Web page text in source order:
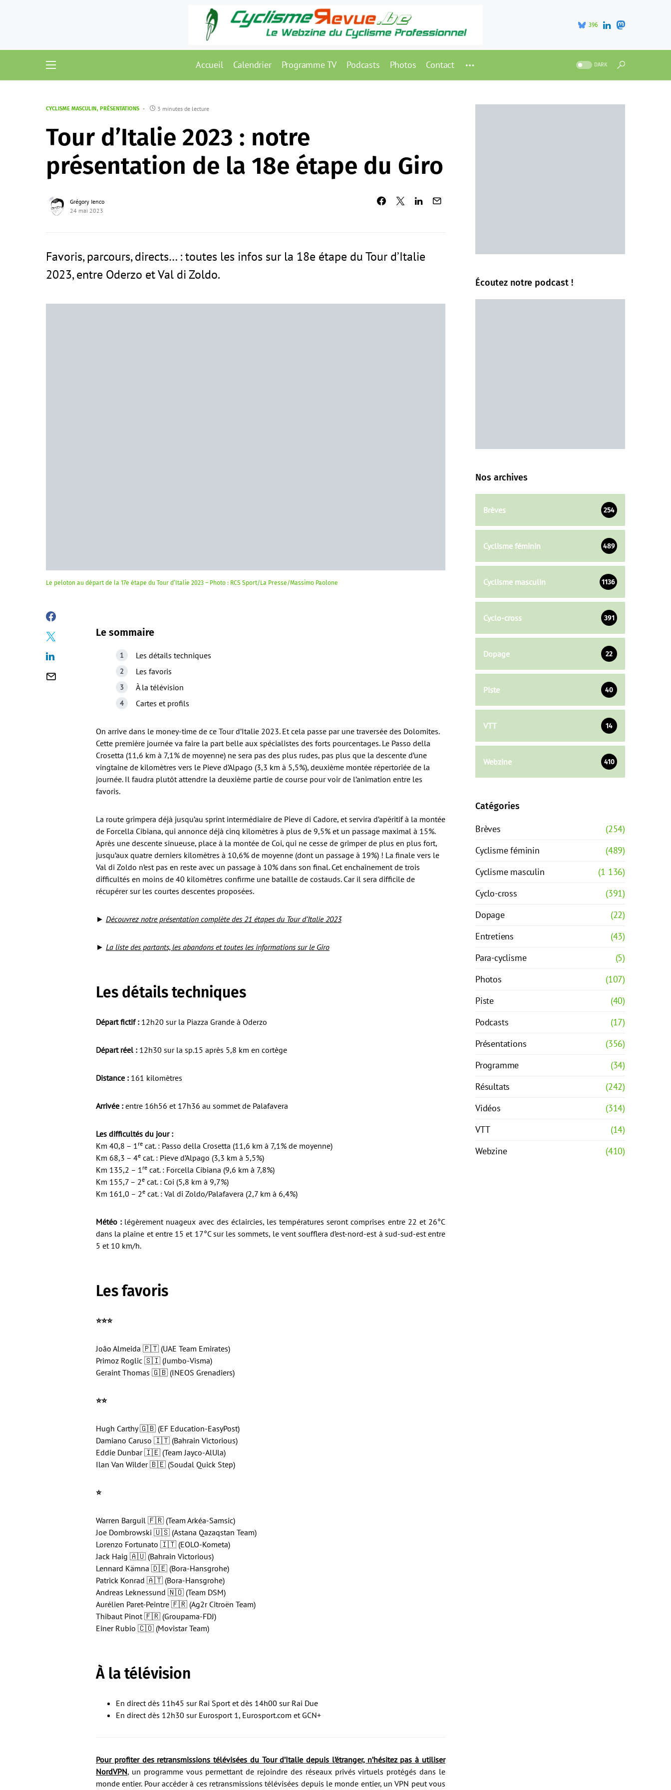
396
Accueil Calendrier Programme TV Podcasts Photos Contact DARK
CYCLISME MASCULIN PRÉSENTATIONS 3 minutes de lecture
Tour d’Italie 2023 : notre
présentation de la 18e étape du Giro
Grégory Ienco
24 mai 2023
Favoris, parcours, directs… : toutes les infos sur la 18e étape du Tour d’Italie
2023, entre Oderzo et Val di Zoldo.
Le peloton au départ de la 17e étape du Tour d’Italie 2023 – Photo : RCS Sport/La Presse/Massimo Paolone
Le sommaire
Les détails techniques
Les favoris
À la télévision
Cartes et profils
On arrive dans le money-time de ce Tour d’Italie 2023. Et cela passe par une traversée des Dolomites.
Cette première journée va faire la part belle aux spécialistes des forts pourcentages. Le Passo della
Crosetta (11,6 km à 7,1% de moyenne) ne sera pas des plus rudes, pas plus que la descente d’une
vingtaine de kilomètres vers le Pieve d’Alpago (3,3 km à 5,5%), deuxième montée répertoriée de la
journée. Il faudra plutôt attendre la deuxième partie de course pour voir de l’animation entre les
favoris.
La route grimpera déjà jusqu’au sprint intermédiaire de Pieve di Cadore, et servira d’apéritif à la montée
de Forcella Cibiana, qui annonce déjà cinq kilomètres à plus de 9,5% et un passage maximal à 15%.
Après une descente sinueuse, place à la montée de Coi, qui ne cesse de grimper de plus en plus fort,
jusqu’aux quatre derniers kilomètres à 10,6% de moyenne (dont un passage à 19%) ! La finale vers le
Val di Zoldo n’est pas en reste avec un passage à 10% dans son final. Cet enchaînement de trois
difficultés en moins de 40 kilomètres confirme une bataille de costauds. Car il sera difficile de
récupérer sur les courtes descentes proposées.
► Découvrez notre présentation complète des 21 étapes du Tour d’Italie 2023
► La liste des partants, les abandons et toutes les informations sur le Giro
Les détails techniques
Départ fictif : 12h20 sur la Piazza Grande à Oderzo
Départ réel : 12h30 sur la sp.15 après 5,8 km en cortège
Distance : 161 kilomètres
Arrivée : entre 16h56 et 17h36 au sommet de Palafavera
Les difficultés du jour :
Km 40,8 – 1re cat. : Passo della Crosetta (11,6 km à 7,1% de moyenne)
Km 68,3 – 4e cat. : Pieve d’Alpago (3,3 km à 5,5%)
Km 135,2 – 1re cat. : Forcella Cibiana (9,6 km à 7,8%)
Km 155,7 – 2e cat. : Coi (5,8 km à 9,7%)
Km 161,0 – 2e cat. : Val di Zoldo/Palafavera (2,7 km à 6,4%)
Météo : légèrement nuageux avec des éclaircies, les températures seront comprises entre 22 et 26°C
dans la plaine et entre 15 et 17°C sur les sommets, le vent soufflera d’est-nord-est à sud-sud-est entre
5 et 10 km/h.
Les favoris
⭐️⭐️⭐️
João Almeida 🇵🇹 (UAE Team Emirates)
Primoz Roglic 🇸🇮 (Jumbo-Visma)
Geraint Thomas 🇬🇧 (INEOS Grenadiers)
⭐️⭐️
Hugh Carthy 🇬🇧 (EF Education-EasyPost)
Damiano Caruso 🇮🇹 (Bahrain Victorious)
Eddie Dunbar 🇮🇪 (Team Jayco-AlUla)
Ilan Van Wilder 🇧🇪 (Soudal Quick Step)
⭐️
Warren Barguil 🇫🇷 (Team Arkéa-Samsic)
Joe Dombrowski 🇺🇸 (Astana Qazaqstan Team)
Lorenzo Fortunato 🇮🇹 (EOLO-Kometa)
Jack Haig 🇦🇺 (Bahrain Victorious)
Lennard Kämna 🇩🇪 (Bora-Hansgrohe)
Patrick Konrad 🇦🇹 (Bora-Hansgrohe)
Andreas Leknessund 🇳🇴 (Team DSM)
Aurélien Paret-Peintre 🇫🇷 (Ag2r Citroën Team)
Thibaut Pinot 🇫🇷 (Groupama-FDJ)
Einer Rubio 🇨🇴 (Movistar Team)
À la télévision
En direct dès 11h45 sur Rai Sport et dès 14h00 sur Rai Due
En direct dès 12h30 sur Eurosport 1, Eurosport.com et GCN+
Pour profiter des retransmissions télévisées du Tour d’Italie depuis l’étranger, n’hésitez pas à utiliser
NordVPN, un programme vous permettant de rejoindre des réseaux privés virtuels protégés dans le
monde entier. Pour accéder à ces retransmissions télévisées depuis le monde entier, un VPN peut vous
Écoutez notre podcast !
Nos archives
Brèves 254
Cyclisme féminin 489
Cyclisme masculin 1136
Cyclo-cross 391
Dopage 22
Piste 40
VTT 14
Webzine 410
Catégories
Brèves
(254)
Cyclisme féminin
(489)
Cyclisme masculin
(1 136)
Cyclo-cross
(391)
Dopage
(22)
Entretiens
(43)
Para-cyclisme
(5)
Photos
(107)
Piste
(40)
Podcasts
(17)
Présentations
(356)
Programme
(34)
Résultats
(242)
Vidéos
(314)
VTT
(14)
Webzine
(410)